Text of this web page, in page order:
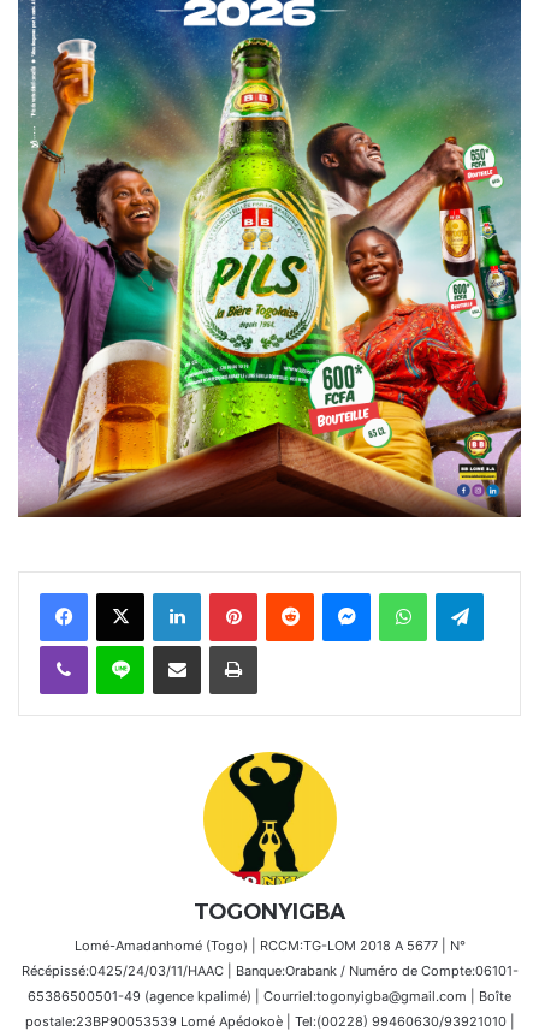
FacebookX Linkedin PinterestReddit MessengerWhatsAppTelegram
Viber Ligne Partager par email Imprimer
TOGONYIGBA
Lomé-Amadanhomé (Togo) | RCCM:TG-LOM 2018 A 5677 | N°
Récépissé:0425/24/03/11/HAAC | Banque:Orabank / Numéro de Compte:06101-
65386500501-49 (agence kpalimé) | Courriel:togonyigba@gmail.com | Boîte
postale:23BP90053539 Lomé Apédokoè | Tel:(00228) 99460630/93921010 |